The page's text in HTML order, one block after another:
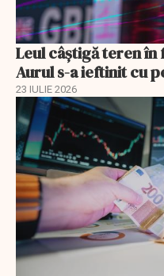
Leul câștigă teren
Aurul s-a ieftinit cu
23 IULIE 2026